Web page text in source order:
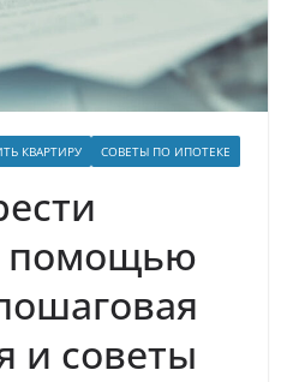
КВАРТИРУ СОВЕТЫ ПО ИПОТЕКЕ
помощью
и советы